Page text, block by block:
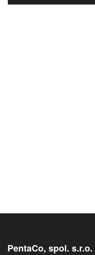
PentaCo, spol. s.r.o.